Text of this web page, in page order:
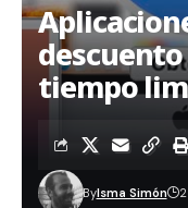
tiempo
ByIsma Simón